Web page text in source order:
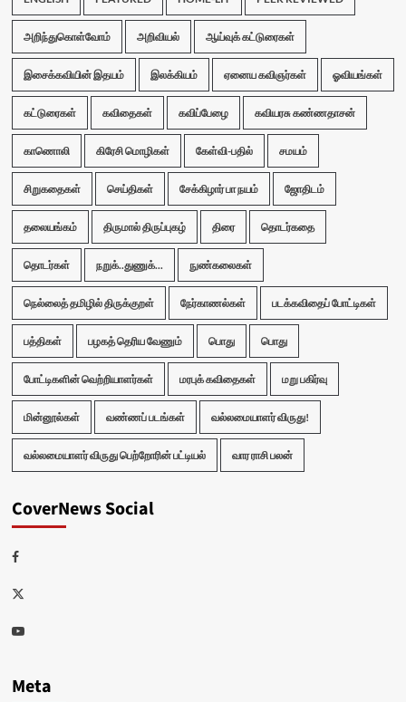
அறிந்துகொள்வோம் அறிவியல் ஆய்வுக் கட்டுரைகள்
இசைக்கவியின் இதயம் இலக்கியம் ஏனைய கவிஞர்கள் ஓவியங்கள்
கட்டுரைகள் கவிதைகள் கவிப்பேழை கவியரசு கண்ணதாசன்
காணொலி கிரேசி மொழிகள் கேள்வி-பதில் சமயம்
சிறுகதைகள் செய்திகள் சேக்கிழார் பா நயம் ஜோதிடம்
தலையங்கம் திருமால் திருப்புகழ் திரை தொடர்கதை
தொடர்கள் நறுக்..துணுக்... நுண்கலைகள்
நெல்லைத் தமிழில் திருக்குறள் நேர்காணல்கள் படக்கவிதைப் போட்டிகள்
பத்திகள் பழகத் தெரிய வேணும் பொது பொது
போட்டிகளின் வெற்றியாளர்கள் மரபுக் கவிதைகள் மறு பகிர்வு
மின்னூல்கள் வண்ணப் படங்கள் வல்லமையாளர் விருது!
வல்லமையாளர் விருது பெற்றோரின் பட்டியல் வார ராசி பலன்
CoverNews Social
Facebook
Twitter
Youtube
Meta